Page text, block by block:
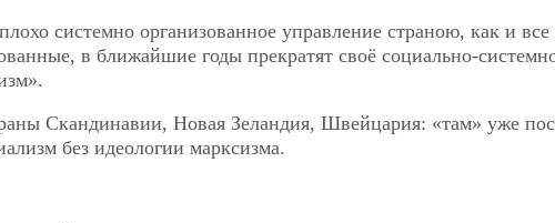
системно организованное управление страною, как и все
в ближайшие годы прекратят своё социально-
Скандинавии, Новая Зеландия, Швейцария: «там» уже
без идеологии марксизма.